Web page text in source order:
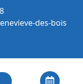
des-bois